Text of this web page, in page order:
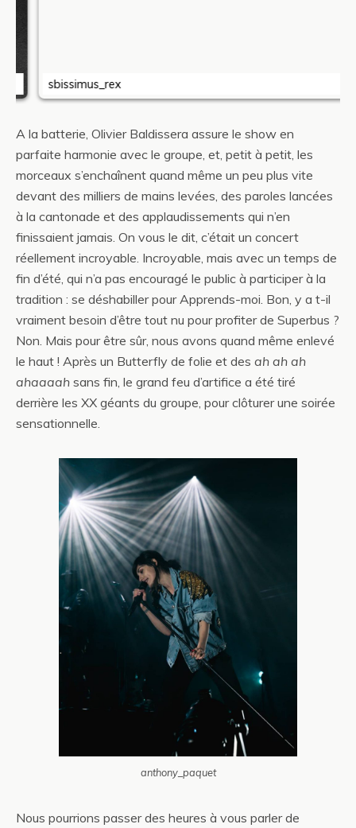
sbissimus_rex
A la batterie, Olivier Baldissera assure le show en
parfaite harmonie avec le groupe, et, petit à petit, les
morceaux s’enchaînent quand même un peu plus vite
devant des milliers de mains levées, des paroles lancées
à la cantonade et des applaudissements qui n’en
finissaient jamais. On vous le dit, c’était un concert
réellement incroyable. Incroyable, mais avec un temps de
fin d’été, qui n’a pas encouragé le public à participer à la
tradition : se déshabiller pour Apprends-moi. Bon, y a t-il
vraiment besoin d’être tout nu pour profiter de Superbus ?
Non. Mais pour être sûr, nous avons quand même enlevé
le haut ! Après un Butterfly de folie et des ah ah ah
ahaaaah sans fin, le grand feu d’artifice a été tiré
derrière les XX géants du groupe, pour clôturer une soirée
sensationnelle.
anthony_paquet
Nous pourrions passer des heures à vous parler de